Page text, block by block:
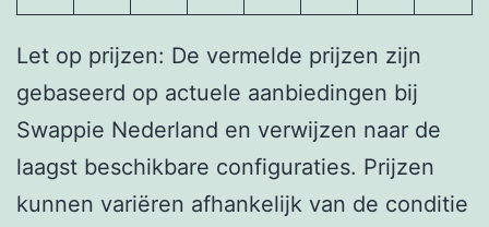
Let op prijzen: De vermelde prijzen zijn
gebaseerd op actuele aanbiedingen bij
Swappie Nederland en verwijzen naar de
laagst beschikbare configuraties. Prijzen
kunnen variëren afhankelijk van de conditie